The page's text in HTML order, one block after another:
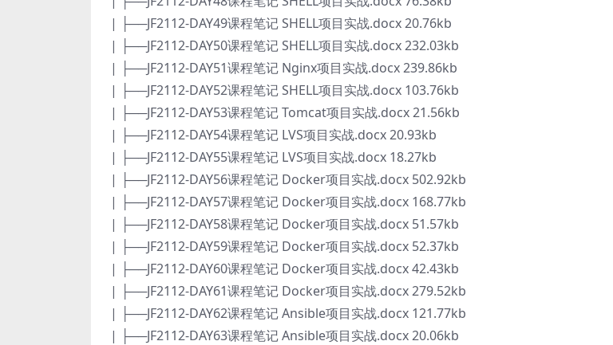
| ├──JF2112-DAY49课程笔记 SHELL项目实战.docx 20.76kb
| ├──JF2112-DAY50课程笔记 SHELL项目实战.docx 232.03kb
| ├──JF2112-DAY51课程笔记 Nginx项目实战.docx 239.86kb
| ├──JF2112-DAY52课程笔记 SHELL项目实战.docx 103.76kb
| ├──JF2112-DAY53课程笔记 Tomcat项目实战.docx 21.56kb
| ├──JF2112-DAY54课程笔记 LVS项目实战.docx 20.93kb
| ├──JF2112-DAY55课程笔记 LVS项目实战.docx 18.27kb
| ├──JF2112-DAY56课程笔记 Docker项目实战.docx 502.92kb
| ├──JF2112-DAY57课程笔记 Docker项目实战.docx 168.77kb
| ├──JF2112-DAY58课程笔记 Docker项目实战.docx 51.57kb
| ├──JF2112-DAY59课程笔记 Docker项目实战.docx 52.37kb
| ├──JF2112-DAY60课程笔记 Docker项目实战.docx 42.43kb
| ├──JF2112-DAY61课程笔记 Docker项目实战.docx 279.52kb
| ├──JF2112-DAY62课程笔记 Ansible项目实战.docx 121.77kb
| ├──JF2112-DAY63课程笔记 Ansible项目实战.docx 20.06kb